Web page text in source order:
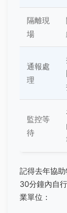
隔離現
場
通報處
理
監控等
待
記得去年協
30分鐘內自
業單位：